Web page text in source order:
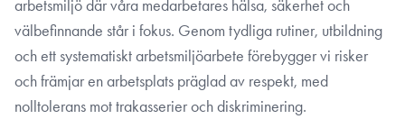
arbetsmiljö där våra medarbetares hälsa, säkerhet och
välbefinnande står i fokus. Genom tydliga rutiner, utbildning
och ett systematiskt arbetsmiljöarbete förebygger vi risker
och främjar en arbetsplats präglad av respekt, med
nolltolerans mot trakasserier och diskriminering.